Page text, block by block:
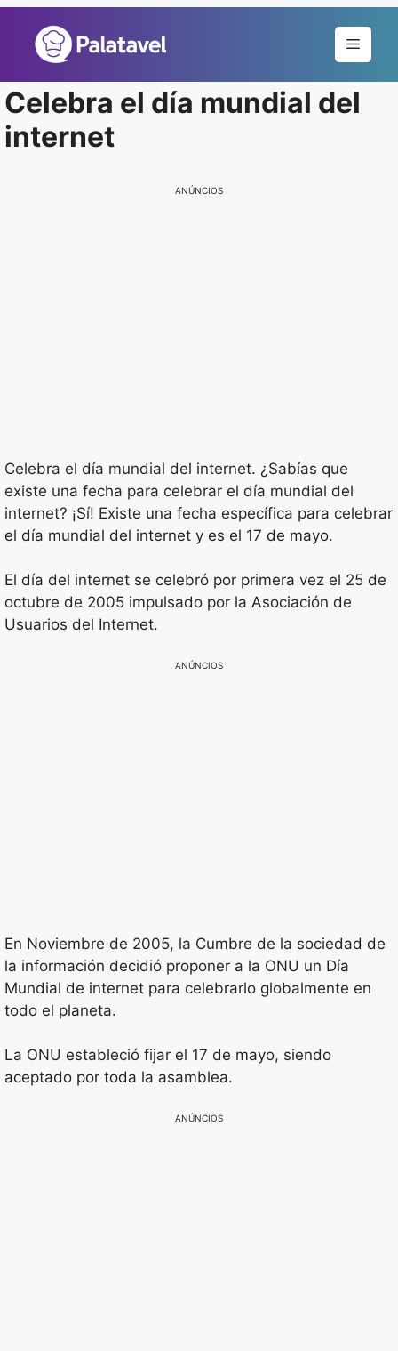
conteúdo
Menu
Celebra el día mundial del
internet
ANÚNCIOS
Celebra el día mundial del internet. ¿Sabías que
existe una fecha para celebrar el día mundial del
internet? ¡Sí! Existe una fecha específica para celebrar
el día mundial del internet y es el 17 de mayo.
El día del internet se celebró por primera vez el 25 de
octubre de 2005 impulsado por la Asociación de
Usuarios del Internet.
ANÚNCIOS
En Noviembre de 2005, la Cumbre de la sociedad de
la información decidió proponer a la ONU un Día
Mundial de internet para celebrarlo globalmente en
todo el planeta.
La ONU estableció fijar el 17 de mayo, siendo
aceptado por toda la asamblea.
ANÚNCIOS